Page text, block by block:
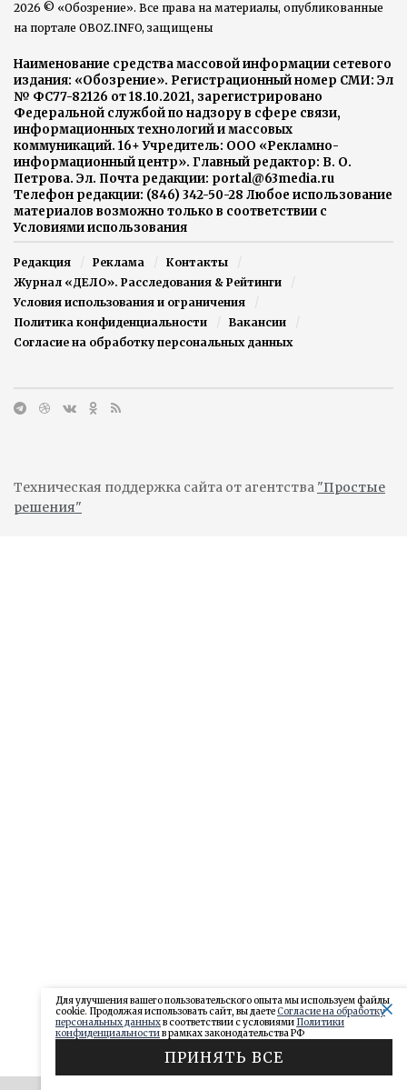
2026 © «Обозрение». Все права на материалы, опубликованные
на портале OBOZ.INFO, защищены
Наименование средства массовой информации сетевого
издания: «Обозрение». Регистрационный номер СМИ: Эл
№ ФС77-82126 от 18.10.2021, зарегистрировано
Федеральной службой по надзору в сфере связи,
информационных технологий и массовых
коммуникаций. 16+ Учредитель: ООО «Рекламно-
информационный центр». Главный редактор: В. О.
Петрова. Эл. Почта редакции: portal@63media.ru
Телефон редакции: (846) 342-50-28 Любое использование
материалов возможно только в соответствии с
Условиями использования
Редакция Реклама
Контакты
Журнал «ДЕЛО». Расследования & Рейтинги
Условия использования и ограничения
Политика конфиденциальности
Вакансии
Согласие на обработку персональных данных
Техническая поддержка сайта от агентства "Простые
решения"
Для улучшения вашего пользовательского опыта мы используем файлы
cookie. Продолжая использовать сайт, вы даетеСогласие на обработку
персональных данныхв соответствии с условиями Политики
конфиденциальностив рамках законодательства РФ
ПРИНЯТЬ ВСЕ